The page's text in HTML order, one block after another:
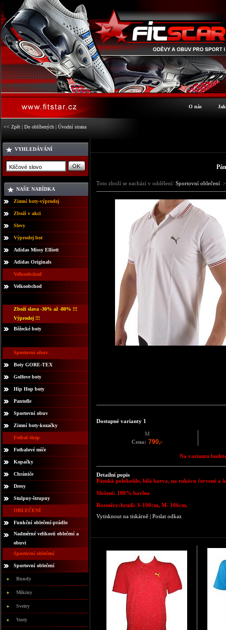
O nás
<< Zpět | Do oblíbených | Úvodní strana
VYHLEDÁVÁNÍ
NAŠE NABÍDKA
Zimní boty-výprodej
Zboží v akci
Slevy
Výprodej bot
Adidas Missy Elliott
Adidas Originals
Velkoobchod
Velkoobchod
Zboží slava -30% až -80% !!!
Výprodej !!!
Běžecké boty
Sportovní obuv
Boty GORE-TEX
Golfove boty
Hip Hop boty
Pantofle
Sportovní obuv
Zimní boty-kozačky
Fotbal shop
Fotbalové míče
Kopačky
Chrániče
Dresy
Stulpny-štrupny
OBLEČENÍ
Funkční oblečení-prádlo
Nadměrné velikosti oblečení a
obuvi
Sportovní oblečení
Sportovní oblečení
Bundy
Mikiny
Svetry
Vesty
Toto zboží se nachází v oddělení: Sportovní oblečení
Dostupné varianty 1
M
Cena: 790,-
Na variantu
Detailní popis
Pánská polokošile, bílá barva, na rukávu červené a
Složení: 100% bavlna
Rozměry:hrudi: S-100cm, M- 106cm.
Vytisknout na tiskárně | Poslat odkaz